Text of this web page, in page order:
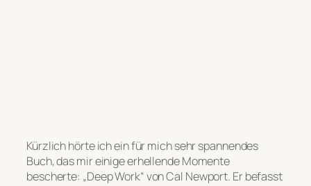
Kürzlich hörte ich ein für mich sehr spannendes
Buch, das mir einige erhellende Momente
bescherte: „Deep Work“ von Cal Newport. Er befasst